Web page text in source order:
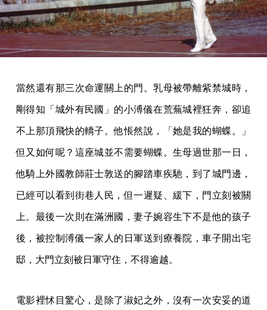
當然還有那三次命運關上的門。乳母被帶離紫禁城時，
剛得知「城外有民國」的小溥儀在荒蕪城裡狂奔，卻追
不上那頂飛快的轎子。他悵然說，「她是我的蝴蝶。」
但又如何呢？這座城並不需要蝴蝶。生母過世那一日，
他騎上外國教師莊士敦送的腳踏車疾馳，到了城門邊，
已經可以看到街巷人民，但一遲疑、緩下，門立刻被關
上。最後一次則在滿洲國，妻子婉容生下不是他的孩子
後，被控制溥儀一家人的日軍送到療養院，車子開出宅
邸，大門立刻被日軍守住，不得逾越。
電影裡怵目驚心，是除了淑妃之外，沒有一次安妥的道